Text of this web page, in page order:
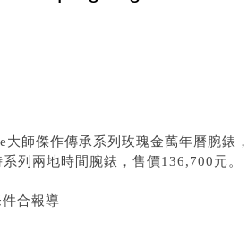
師傑作傳承系列玫瑰金萬年曆腕錶
列兩地時間腕錶，售價136,700元。
合報導